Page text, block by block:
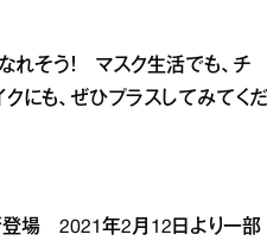
れそう！ マスク生活でも、チ
にも、ぜひプラスしてみてくだ
登場 2021年2月12日より一部